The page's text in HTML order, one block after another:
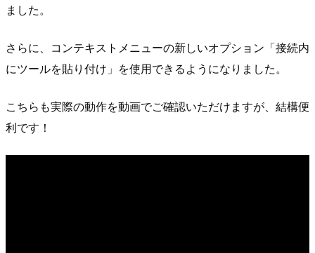
ました。
さらに、コンテキストメニューの新しいオプション「接続内
にツールを貼り付け」を使用できるようになりました。
こちらも実際の動作を動画でご確認いただけますが、結構便
利です！